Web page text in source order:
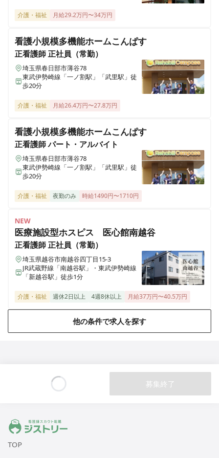
東京都西東京市芝久保町2-13-32
ALSOK介護 ショートステイ みんなの家・西尾久
東京都荒川区西尾久3-15-1
ALSOK介護 ショートステイ みんなの家・川越新河岸
埼玉県川越市砂870-4
ALSOK介護 ショートステイ みんなの家・大宮吉野町
埼玉県さいたま市北区吉野町1-356-1
ALSOK介護 デイサービス かたくりの里 町田
東京都町田市中町2-4-5 ヘーベルVillageやまだい中町１階
ALSOK介護 デイサービスかたくりの里 相模台
神奈川県相模原市南区相模台団地5-7
ALSOK介護 デイサービスかたくりの里 大蔵
東京都町田市大蔵町482-7
ALSOK介護 デイサービスセンター 遊・戸田
埼玉県戸田市笹目1-13-24
ALSOK介護 デイサービスセンター 遊・志木上宗岡
埼玉県久喜市菖蒲町下栢間2362
ALSOK介護 介護付有料老人ホーム アミカの郷成増
東京都板橋区三園1-32-2
介護・福祉 月給29.2万円〜34万円
看護小規模多機能ホームこんぱす
正看護師正社員（常勤）
埼玉県春日部市薄谷78
東武伊勢崎線「一ノ割駅」「武里駅」徒
歩20分
介護・福祉 月給26.4万円〜27.8万円
看護小規模多機能ホームこんぱす
正看護師パート・アルバイト
埼玉県春日部市薄谷78
東武伊勢崎線「一ノ割駅」「武里駅」徒
歩20分
介護・福祉 夜勤のみ 時給1490円〜1710円
NEW
医療施設型ホスピス 医心館南越谷
正看護師正社員（常勤）
埼玉県越谷市南越谷四丁目15-3
JR武蔵野線「南越谷駅」・東武伊勢崎線
「新越谷駅」徒歩1分
介護・福祉 週休2日以上 4週8休以上 月給37万円〜40.5万円
他の条件で求人を探す
募集終了
ジストリー 看護師の転職マッチング
TOP